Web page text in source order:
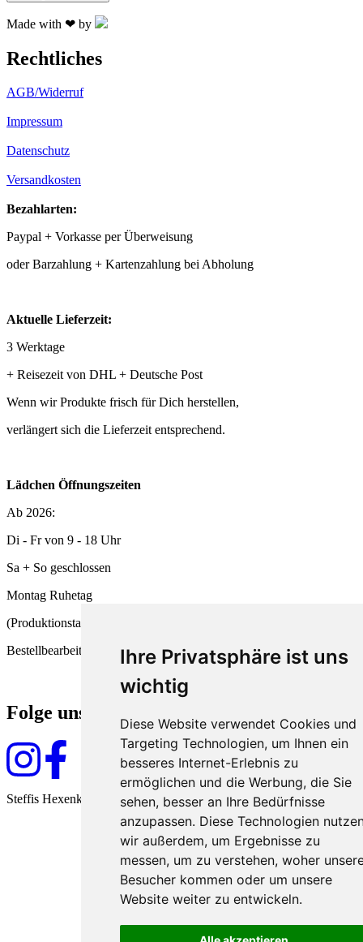
Ihre Privatsphäre ist uns
wichtig
Diese Website verwendet Cookies und
Targeting Technologien, um Ihnen ein
besseres Internet-Erlebnis zu
ermöglichen und die Werbung, die Sie
sehen, besser an Ihre Bedürfnisse
anzupassen. Diese Technologien
wir außerdem, um Ergebnisse zu
messen, um zu verstehen, woher
Besucher kommen oder um unsere
Website weiter zu entwickeln.
Made with ❤ by
Rechtliches
AGB/Widerruf
Impressum
Datenschutz
Versandkosten
Bezahlarten:
Paypal + Vorkasse per Überweisung
oder Barzahlung + Kartenzahlung bei Abholung
Aktuelle Lieferzeit:
3 Werktage
+ Reisezeit von DHL + Deutsche Post
Wenn wir Produkte frisch für Dich herstellen,
verlängert sich die Lieferzeit entsprechend.
Lädchen Öffnungszeiten
Ab 2026:
Di - Fr von 9 - 18 Uhr
Sa + So geschlossen
Montag Ruhetag
(Produktionstag und
Bestellbearbeitung)
Folge uns
Steffis Hexenküche seit 2009